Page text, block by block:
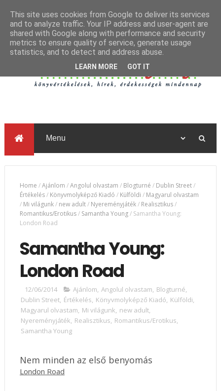
Home /Ajánlom /Angolul olvastam / Blogturné / Dublin Street/
Értékelés/ Könyvmolyképző Kiadó / Külföldi / Magyarul olvastam
/ Mi világunk/ new adult/ Nyereményjáték/ Realisztikus/
Romantikus/Erotikus/ Samantha Young/ Samantha Young:
London Road
Samantha Young:
London Road
12/06/2014 Ajánlom, Angolul olvastam, Blogturné,
Dublin Street, Értékelés, Könyvmolyképző Kiadó, Külföldi,
Magyarul olvastam, Mi világunk, new adult,
Nyereményjáték, Realisztikus, Romantikus/Erotikus,
Samantha Young
Nem minden az első benyomás
London Road
This site uses cookies from Google to deliver its services
and to analyze traffic. Your IP address and user-agent are
shared with Google along with performance and security
metrics to ensure quality of service, generate usage
statistics, and to detect and address abuse.
LEARN MORE GOT IT